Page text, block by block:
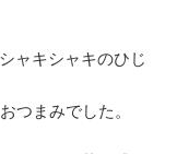
ャキシャキのひじ
つまみでした。